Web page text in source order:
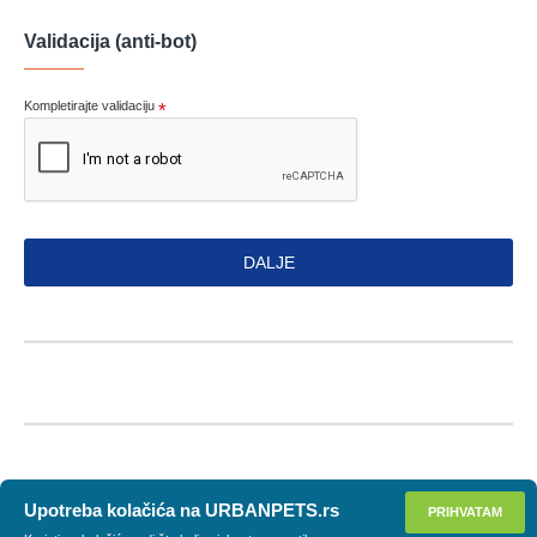
Validacija (anti-bot)
Kompletirajte validaciju
DALJE
PRIHVATAM
Upotreba kolačića na URBANPETS.rs